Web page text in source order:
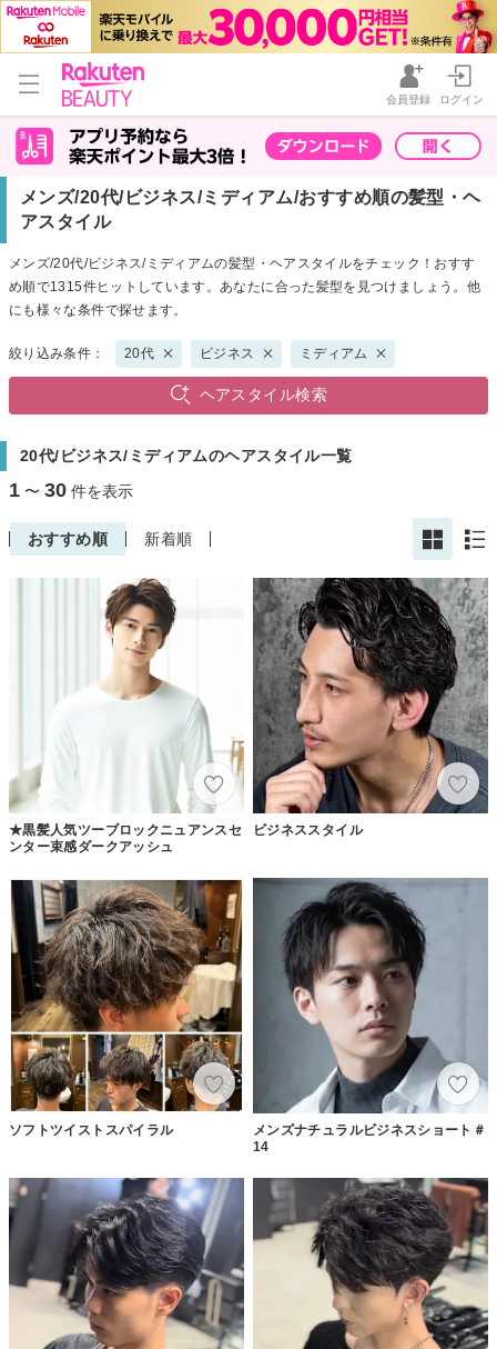
会員登録 ログイン
メンズ/20代/ビジネス/ミディアム/おすすめ順の髪型・ヘ
アスタイル
メンズ/20代/ビジネス/ミディアムの髪型・ヘアスタイルをチェック！おすす
め順で1315件ヒットしています。あなたに合った髪型を見つけましょう。他
にも様々な条件で探せます。
絞り込み条件： 20代 ビジネス ミディアム
ヘアスタイル検索
20代/ビジネス/ミディアムのヘアスタイル一覧
1 〜 30 件を表示
おすすめ順 新着順
★黒髪人気ツーブロックニュアンスセ
ンター束感ダークアッシュ
ビジネススタイル
ソフトツイストスパイラル
メンズナチュラルビジネスショート＃
14